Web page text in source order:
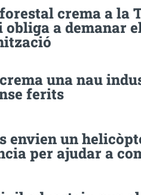
crema a la
obliga a demanar
una nau
ferits
envien un
per ajudar a